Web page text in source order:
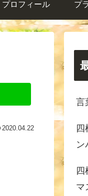
プロフィール プ
2020.04.22
言
ン
マ